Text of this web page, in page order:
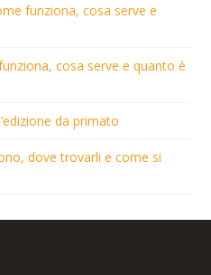
funziona, cosa serve e
cosa serve e quanto è
da primato
dove trovarli e come si